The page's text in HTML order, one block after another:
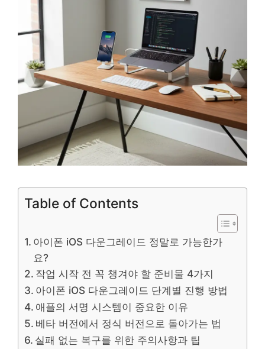
Table of Contents
아이폰 iOS 다운그레이드 정말로 가능한가
요?
작업 시작 전 꼭 챙겨야 할 준비물 4가지
아이폰 iOS 다운그레이드 단계별 진행 방법
애플의 서명 시스템이 중요한 이유
베타 버전에서 정식 버전으로 돌아가는 법
실패 없는 복구를 위한 주의사항과 팁